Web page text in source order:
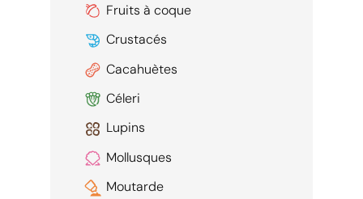
Fruits à coque
Crustacés
Cacahuètes
Céleri
Lupins
Mollusques
Moutarde